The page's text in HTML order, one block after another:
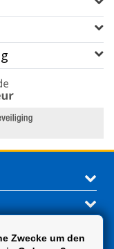
Zwecke um den